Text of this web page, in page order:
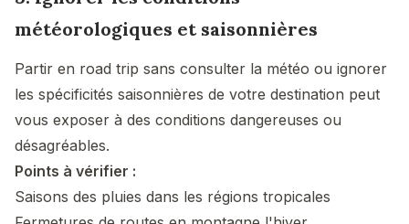
météorologiques et saisonnières
Partir en road trip sans consulter la météo ou ignorer
les spécificités saisonnières de votre destination peut
vous exposer à des conditions dangereuses ou
désagréables.
Points à vérifier :
Saisons des pluies dans les régions tropicales